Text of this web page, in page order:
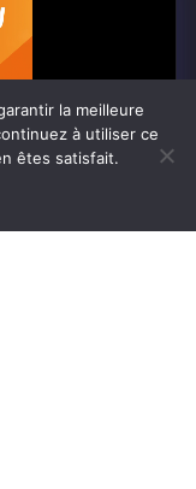
en ligne ...
la meilleure
à utiliser ce
êtes satisfait.